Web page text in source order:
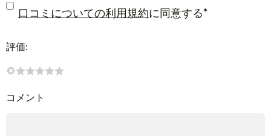
口コミについての利用規約に同意する*
評価:
コメント